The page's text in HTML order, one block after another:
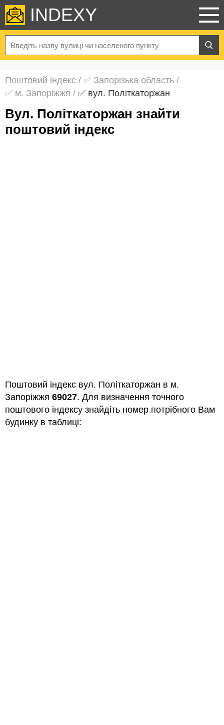
INDEXY
Поштовий індекс / ✅ Запорізька область /
✅ м. Запоріжжя / ✅ вул. Політкаторжан
вул. Політкаторжан знайти
поштовий індекс
Поштовий індекс вул. Політкаторжан в м.
Запоріжжя 69027. Для визначення точного
поштового індексу знайдіть номер потрібного Вам
будинку в таблиці: